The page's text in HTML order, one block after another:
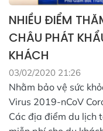
NHIỀU ĐIỂM
CHÂU PHÁT
KHÁCH
03/02/2020 21:26
Nhằm bảo vệ sức
Virus 2019-nCoV
Các địa điểm du lịch